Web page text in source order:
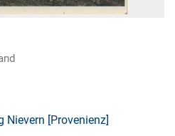
[Provenienz]